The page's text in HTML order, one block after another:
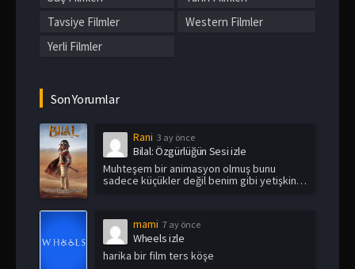
Tavsiye Filmler
Western Filmler
Yerli Filmler
Son Yorumlar
Rani 3 ay önce
Bilal: Özgürlüğün Sesi izle
Muhteşem bir animasyon olmuş bunu
sadece küçükler değil benim gibi yetişkin
mami 7 ay önce
Wheels izle
harika bir film ters köşe